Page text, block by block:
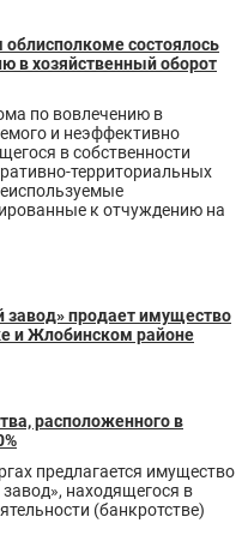
состоялось
в хозяйственный оборот
по вовлечению в
и неэффективно
в собственности
территориальных
к отчуждению на
завод» продает имущество
и Жлобинском районе
расположенного в
предлагается имущество
находящегося в
(банкротстве)